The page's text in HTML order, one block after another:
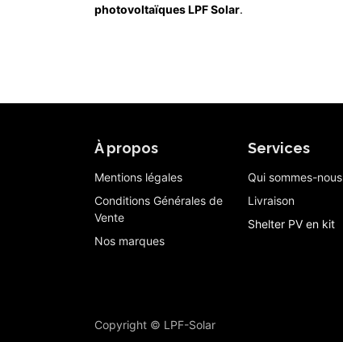
photovoltaïques LPF Solar.
À propos
Mentions légales
Conditions Générales de
Vente
Nos marques
Services
Qui sommes-nous
Livraison
Shelter PV en kit
Copyright © LPF-Solar